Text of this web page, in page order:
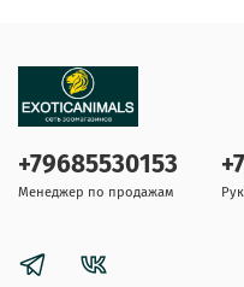
+79685530153
Менеджер по продажам